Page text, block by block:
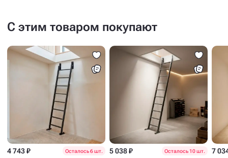
С этим товаром покупают
4 743 ₽ Осталось 6 шт. 5 038 ₽ Осталось 10 шт.
7